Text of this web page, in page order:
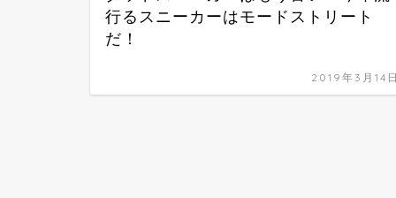
行るスニーカーはモードストリート
だ！
2019年3月14